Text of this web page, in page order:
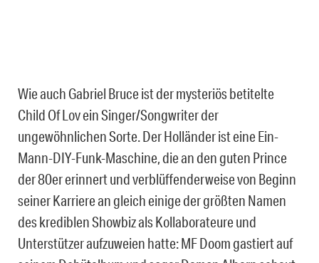
Wie auch Gabriel Bruce ist der mysteriös betitelte
Child Of Lov ein Singer/Songwriter der
ungewöhnlichen Sorte. Der Holländer ist eine Ein-
Mann-DIY-Funk-Maschine, die an den guten Prince
der 80er erinnert und verblüffenderweise von Beginn
seiner Karriere an gleich einige der größten Namen
des krediblen Showbiz als Kollaborateure und
Unterstützer aufzuweien hatte: MF Doom gastiert auf